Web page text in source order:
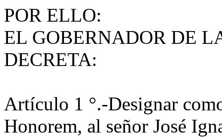
POR ELLO:
EL GOBERNADOR DE
DECRETA:
Artículo 1 °.-Designar
Honorem, al señor José